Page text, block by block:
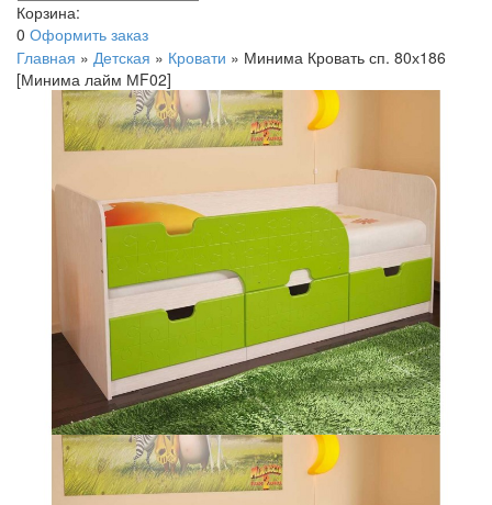
Корзина:
0 Оформить заказ
Главная » Детская » Кровати » Минима Кровать сп. 80х186
[Минима лайм МF02]